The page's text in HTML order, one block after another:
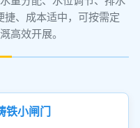
捷、成本适中，可按需定
高效开展。
小闸门